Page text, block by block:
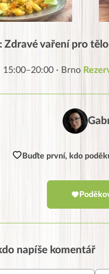
Zdravé vaření pro
15:00–20:00 · Brno
Buďte první, kdo
napíše komentář